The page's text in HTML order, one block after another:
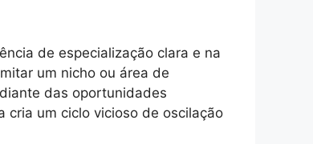
de especialização clara e na
um nicho ou área de
das oportunidades
cria um ciclo vicioso de oscilação